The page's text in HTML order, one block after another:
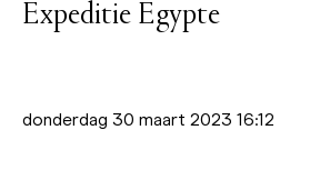
Expeditie Egypte
donderdag 30 maart 2023 16:12